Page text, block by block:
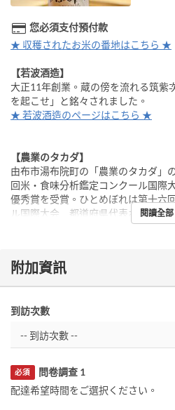
您必須支付預付款
★ 収穫されたお米の番地はこちら ★
【若波酒造】
大正11年創業。蔵の傍を流れる筑紫
を起こせ」と銘々されました。
★ 若波酒造のページはこちら ★
【農業のタカダ】
由布市湯布院町の「農業のタカダ」
回米・食味分析鑑定コンクール国
優秀賞を受賞。ひとめぼれは第十六
ル国際大会 都道府県代表お米選手
閱讀全部
附加資訊
到訪次數
問卷調查 1
必須
配達希望時間をご選択ください。